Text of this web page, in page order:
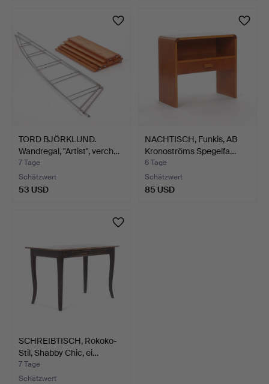
TORD BJÖRKLUND.
Wandregal, "Artist", verch…
7 Tage
Schätzwert
53 USD
NACHTISCH, Funkis, AB
Kronoströms Spegelfa…
6 Tage
Schätzwert
85 USD
SCHREIBTISCH, Rokoko-
Stil, Shabby Chic, ei…
7 Tage
Schätzwert